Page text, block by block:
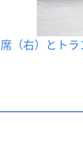
（右）とトラ